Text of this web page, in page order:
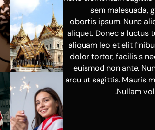
sem malesuada,
lobortis ipsum. Nunc
aliquet. Donec a luctus
aliquam leo et elit
dolor tortor, facilisis
euismod non ante.
arcu ut sagittis. Mauris
Nullam